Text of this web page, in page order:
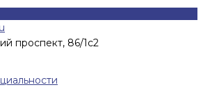
проспект, 86/1с2